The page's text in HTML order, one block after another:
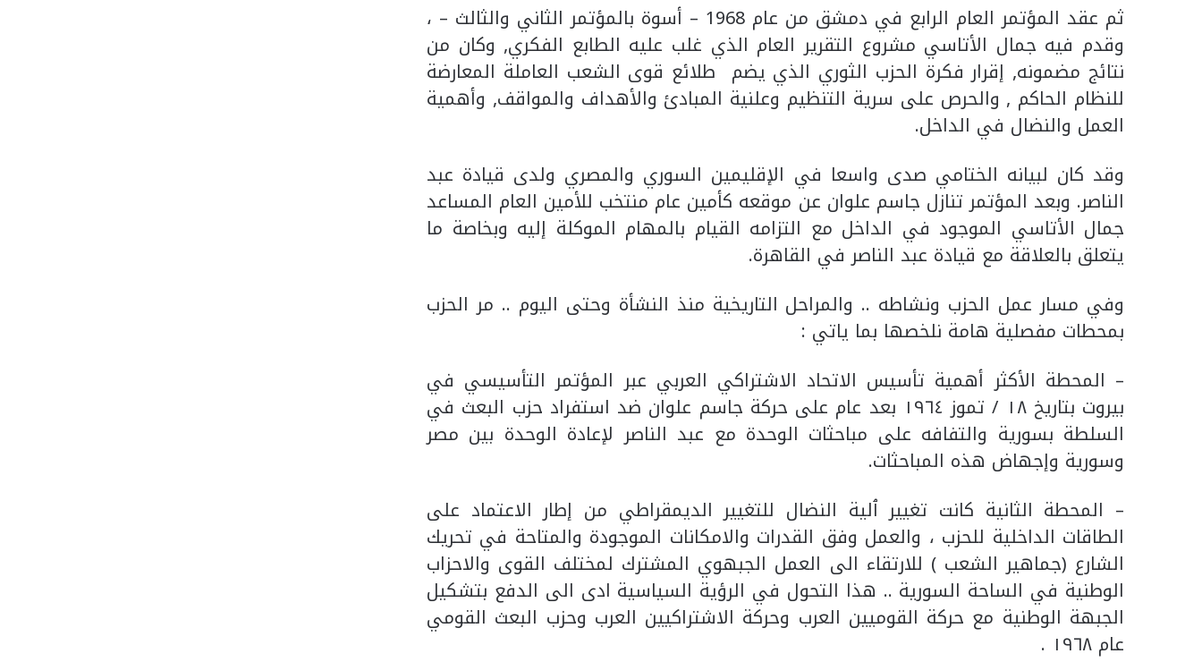
ثم عقد المؤتمر العام الرابع في دمشق من عام 1968 – أسوة بالمؤتمر الثاني والثالث – ،
وقدم فيه جمال الأتاسي مشروع التقرير العام الذي غلب عليه الطابع الفكري, وكان من
نتائج مضمونه, إقرار فكرة الحزب الثوري الذي يضم طلائع قوى الشعب العاملة المعارضة
للنظام الحاكم , والحرص على سرية التنظيم وعلنية المبادئ والأهداف والمواقف, وأهمية
العمل والنضال في الداخل.
وقد كان لبيانه الختامي صدى واسعا في الإقليمين السوري والمصري ولدى قيادة عبد
الناصر. وبعد المؤتمر تنازل جاسم علوان عن موقعه كأمين عام منتخب للأمين العام المساعد
جمال الأتاسي الموجود في الداخل مع التزامه القيام بالمهام الموكلة إليه وبخاصة ما
يتعلق بالعلاقة مع قيادة عبد الناصر في القاهرة.
وفي مسار عمل الحزب ونشاطه .. والمراحل التاريخية منذ النشأة وحتى اليوم .. مر الحزب
بمحطات مفصلية هامة نلخصها بما ياتي :
– المحطة الأكثر أهمية تأسيس الاتحاد الاشتراكي العربي عبر المؤتمر التأسيسي في
بيروت بتاريخ ١٨ / تموز ١٩٦٤ بعد عام على حركة جاسم علوان ضد استفراد حزب البعث في
السلطة بسورية والتفافه على مباحثات الوحدة مع عبد الناصر لإعادة الوحدة بين مصر
وسورية وإجهاض هذه المباحثات.
– ‏المحطة الثانية كانت تغيير ٱلية النضال للتغيير الديمقراطي من إطار الاعتماد على
الطاقات الداخلية للحزب ، والعمل وفق القدرات والامكانات الموجودة والمتاحة في تحريك
الشارع (جماهير الشعب ) للارتقاء الى العمل الجبهوي المشترك لمختلف القوى والاحزاب
الوطنية في الساحة السورية .. هذا التحول في الرؤية السياسية ادى الى الدفع بتشكيل
الجبهة الوطنية مع حركة القوميين العرب وحركة الاشتراكيين العرب وحزب البعث القومي
عام ١٩٦٨ .